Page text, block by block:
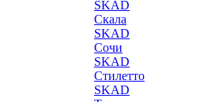
SKAD
Скала
SKAD
Сочи
SKAD
Стилетто
SKAD